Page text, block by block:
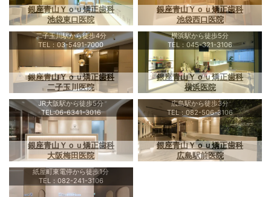
銀座青山Ｙｏｕ矯正歯科
池袋東口医院
銀座青山Ｙｏｕ矯正歯科
池袋西口医院
二子玉川駅から徒歩4分
TEL：03-5491-7000
銀座青山Ｙｏｕ矯正歯科
二子玉川医院
横浜駅から徒歩5分
TEL：045-321-3106
銀座青山Ｙｏｕ矯正歯科
横浜医院
JR大阪駅から徒歩5分
TEL:06-6341-3016
銀座青山Ｙｏｕ矯正歯科
大阪梅田医院
広島駅から徒歩3分
TEL：082-506-3106
銀座青山Ｙｏｕ矯正歯科
広島駅前医院
紙屋町東電停から徒歩1分
TEL：082-241-3106